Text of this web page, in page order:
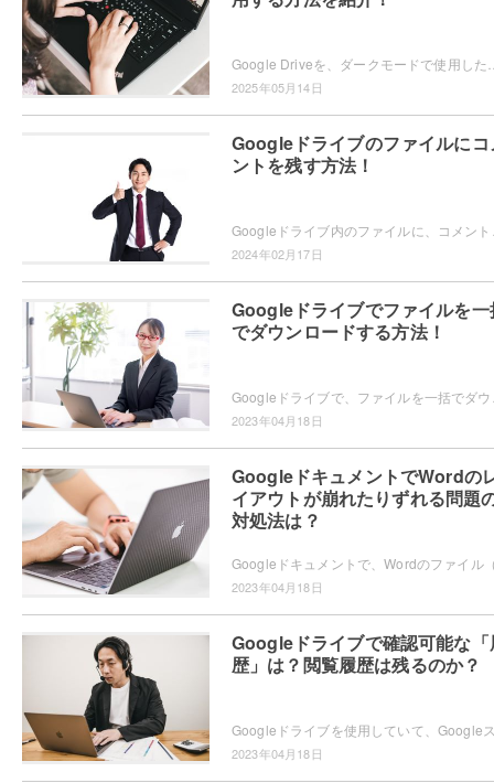
2025年05月14日
Googleドライブのファイルにコ
ントを残す方法！
2024年02月17日
Googleドライブでファイルを一
でダウンロードする方法！
2023年04月18日
GoogleドキュメントでWordの
イアウトが崩れたりずれる問題
対処法は？
2023年04月18日
Googleドライブで確認可能な「
歴」は？閲覧履歴は残るのか？
2023年04月18日